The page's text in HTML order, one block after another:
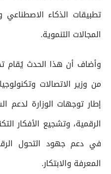
تطبيقات الذكاء
المجالات التنموية.
وأضاف أن هذا الحدث يُقام
من وزير الاتصالات
إطار توجهات الوزارة لدعم
الرقمية، وتشجيع الأفكار
في دعم جهود التحول
المعرفة والابتكار.